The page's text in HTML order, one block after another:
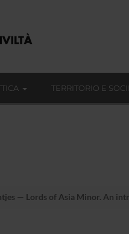
TERRITORIO E
— Lords of Asia Minor. An